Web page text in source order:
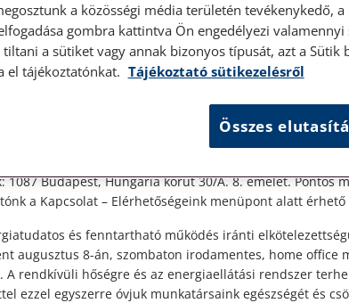
ügyfélfogadás
ügyfélszolgálatunk telefonon történő előzetes
1087 Budapest, Hungária körút 30/A. 8. emelet. Pontos
a Kapcsolat – Elérhetőségeink menüpont alatt érhető
és fenntartható működés iránti
augusztus 8-án, szombaton irodamentes, home office
A rendkívüli hőségre és az energiaellátási rendszer
ezzel egyszerre óvjuk munkatársaink egészségét és
a közösségi média területén tevékenykedő,
gombra kattintva Ön engedélyezi valamennyi
tiltani a sütiket vagy annak bizonyos típusát, azt a
el tájékoztatónkat. Tájékoztató sütikezelésről
Összes